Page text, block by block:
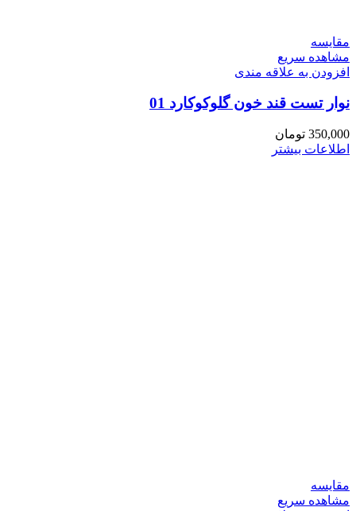
مقایسه
مشاهده سریع
افزودن به علاقه مندی
نوار تست قند خون گلوکوکارد 01
350,000 تومان
اطلاعات بیشتر
مقایسه
مشاهده سریع